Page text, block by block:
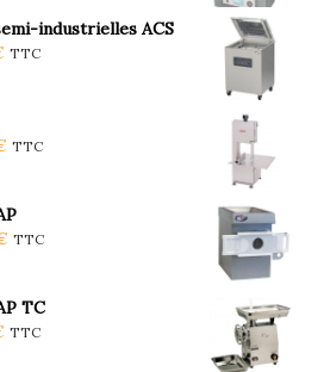
industrielles ACS
TTC
TTC
TTC
TC
TTC